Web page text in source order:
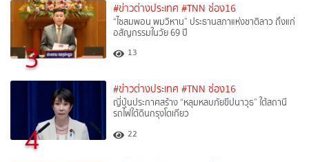
3
#ข่าวต่างประเทศ #TNN ช่อง16
“ไซสมพอน พมวิหาน” ประธานสภาแห่งชาติลาว ถึงแก่
อสัญกรรมในวัย 69 ปี
13
4
#ข่าวต่างประเทศ #TNN ช่อง16
ญี่ปุ่นประกาศสร้าง “หลุมหลบภัยขีปนาวุธ” ใต้สถานี
รถไฟใต้ดินกรุงโตเกียว
22